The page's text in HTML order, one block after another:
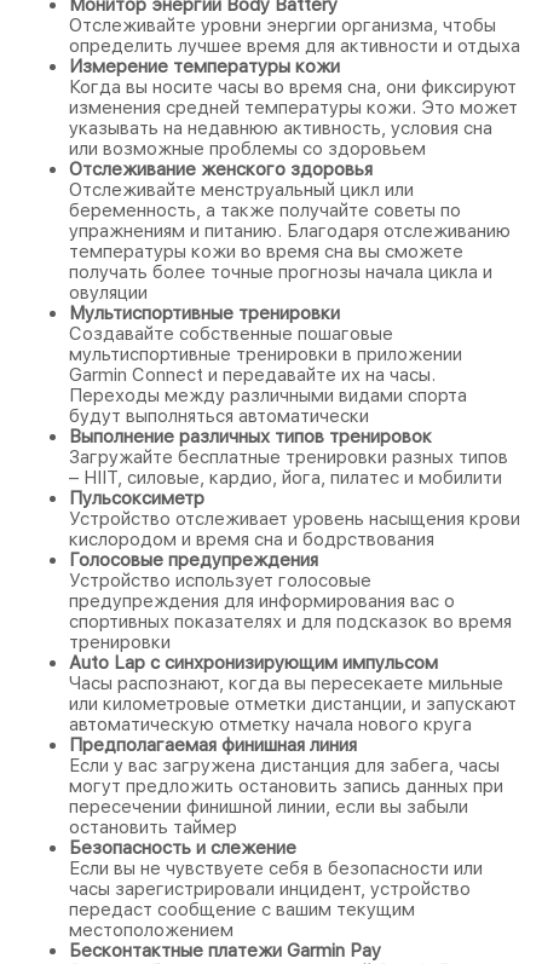
Монитор энергии Body Battery
Отслеживайте уровни энергии организма, чтобы
определить лучшее время для активности и отдыха
Измерение температуры кожи
Когда вы носите часы во время сна, они фиксируют
изменения средней температуры кожи. Это может
указывать на недавнюю активность, условия сна
или возможные проблемы со здоровьем
Отслеживание женского здоровья
Отслеживайте менструальный цикл или
беременность, а также получайте советы по
упражнениям и питанию. Благодаря отслеживанию
температуры кожи во время сна вы сможете
получать более точные прогнозы начала цикла и
овуляции
Мультиспортивные тренировки
Создавайте собственные пошаговые
мультиспортивные тренировки в приложении
Garmin Connect и передавайте их на часы.
Переходы между различными видами спорта
будут выполняться автоматически
Выполнение различных типов тренировок
Загружайте бесплатные тренировки разных типов
– HIIT, силовые, кардио, йога, пилатес и мобилити
Пульсоксиметр
Устройство отслеживает уровень насыщения крови
кислородом и время сна и бодрствования
Голосовые предупреждения
Устройство использует голосовые
предупреждения для информирования вас о
спортивных показателях и для подсказок во время
тренировки
Auto Lap с синхронизирующим импульсом
Часы распознают, когда вы пересекаете мильные
или километровые отметки дистанции, и запускают
автоматическую отметку начала нового круга
Предполагаемая финишная линия
Если у вас загружена дистанция для забега, часы
могут предложить остановить запись данных при
пересечении финишной линии, если вы забыли
остановить таймер
Безопасность и слежение
Если вы не чувствуете себя в безопасности или
часы зарегистрировали инцидент, устройство
передаст сообщение с вашим текущим
местоположением
Бесконтактные платежи Garmin Pay